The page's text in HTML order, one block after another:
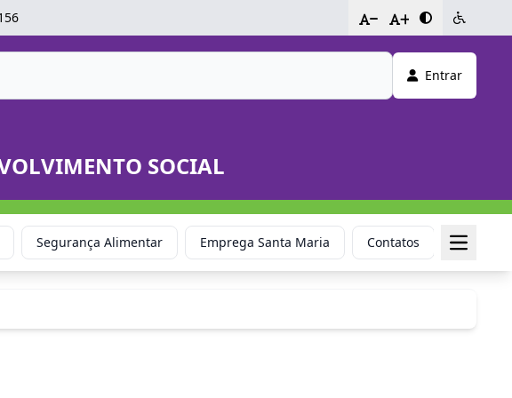
- +
Entrar
SOCIAL
Segurança Alimentar Emprega Santa Maria Contatos